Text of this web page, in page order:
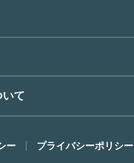
ムショップ
で美術鑑賞
について
質問
品著作権申請
ップ
ーストップ
いて
ー プライバシーポリシー